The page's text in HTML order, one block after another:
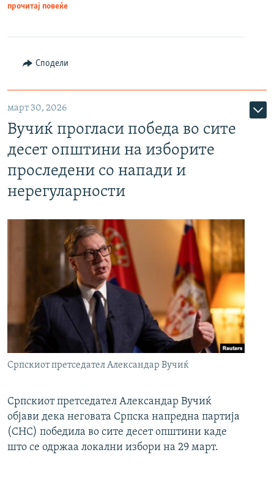
прочитај повеќе
Сподели
март 30, 2026
Вучиќ прогласи победа во сите
десет општини на изборите
проследени со напади и
нерегуларности
Српскиот претседател Александар Вучиќ
Српскиот претседател Александар Вучиќ
објави дека неговата Српска напредна партија
(СНС) победила во сите десет општини каде
што се одржаа локални избори на 29 март.